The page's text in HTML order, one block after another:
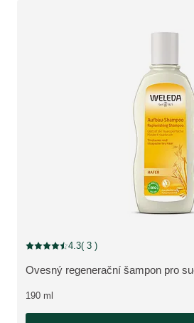
ZOBRAZIT PRODUKT:
Ovesný regenerační šampon pro
Aktuální hodnocení: 4.3 z 5 hvězdiček
4.3( 3 )
190 ml